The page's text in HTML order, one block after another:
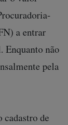
a entrar
Enquanto não
pela
cadastro de